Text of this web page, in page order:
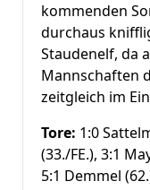
kommenden
durchaus
Staudenelf, da
Mannschaften
zeitgleich im
Tore: 1:0
(33./FE.), 3:1
5:1 Demmel